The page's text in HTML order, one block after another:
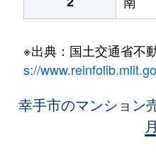
※出典：国土交通省不
s://
幸手市のマンション